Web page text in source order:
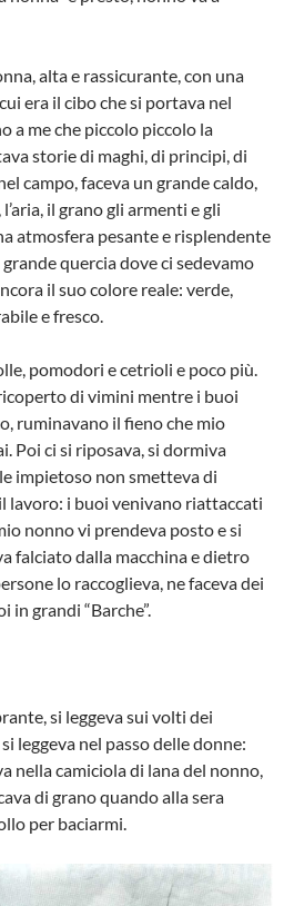
alta e rassicurante, con una
era il cibo che si portava nel
a me che piccolo piccolo la
storie di maghi, di principi, di
campo, faceva un grande caldo,
il grano gli armenti e gli
atmosfera pesante e risplendente
quercia dove ci sedevamo
il suo colore reale: verde,
e fresco.
pomodori e cetrioli e poco più.
di vimini mentre i buoi
ruminavano il fieno che mio
Poi ci si riposava, si dormiva
impietoso non smetteva di
lavoro: i buoi venivano riattaccati
nonno vi prendeva posto e si
falciato dalla macchina e dietro
lo raccoglieva, ne faceva dei
in grandi “Barche”.
si leggeva sui volti dei
leggeva nel passo delle donne:
nella camiciola di lana del nonno,
di grano quando alla sera
per baciarmi.